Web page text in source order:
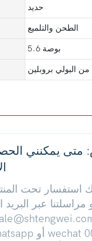
حديد
الطحن والتلميع
5.6 بوصة
البولي بروبلين
يمكنني
استفسار تحت
مراسلتنا عبر البريد